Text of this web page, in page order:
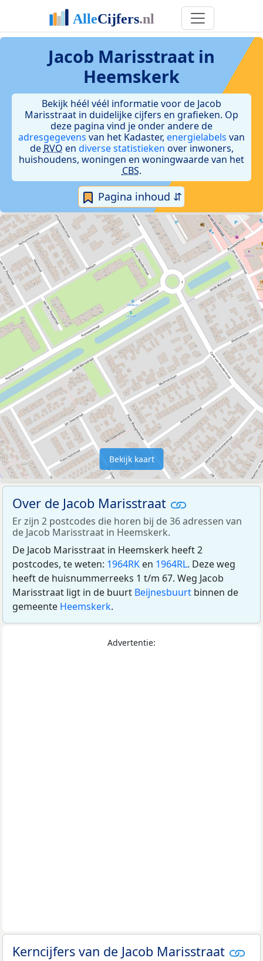
Jacob Marisstraat in
Heemskerk
Bekijk héél véél informatie voor de Jacob
Marisstraat in duidelijke cijfers en grafieken. Op
deze pagina vind je onder andere de
adresgegevens van het Kadaster, energielabels van
de RVO en diverse statistieken over inwoners,
huishoudens, woningen en woningwaarde van het
CBS.
Pagina inhoud ⇵
Bekijk kaart
Over de Jacob Marisstraat
Er zijn 2 postcodes die horen bij de 36 adressen van
de Jacob Marisstraat in Heemskerk.
De Jacob Marisstraat in Heemskerk heeft 2
postcodes, te weten: 1964RK en 1964RL. Deze weg
heeft de huisnummerreeks 1 t/m 67. Weg Jacob
Marisstraat ligt in de buurt Beijnesbuurt binnen de
gemeente Heemskerk.
Advertentie:
Kerncijfers van de Jacob Marisstraat